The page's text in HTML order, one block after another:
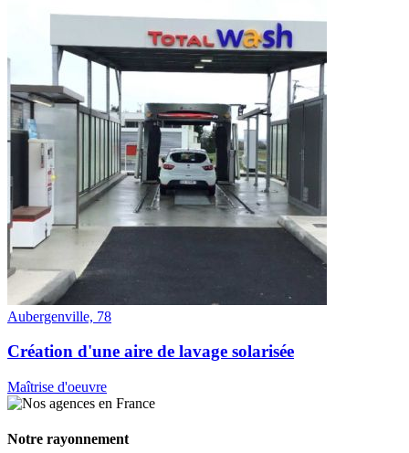
Aubergenville, 78
Création d'une aire de lavage solarisée
Maîtrise d'oeuvre
Notre rayonnement